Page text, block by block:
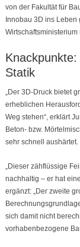
von der Fakultät für
Innobau 3D ins
Statik
„Der 3D-Druck bietet
erheblichen
Weg stehen“, erklärt
Beton- bzw.
sehr schnell aushärtet.
„Dieser zähflüssige
nachhaltig – er hat
ergänzt: „Der zweite
sich damit nicht
vorhabenbezogene